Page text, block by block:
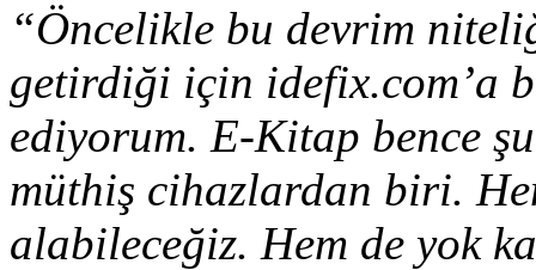
“Öncelikle bu devrim
getirdiği için idefix.com’a
ediyorum. E-Kitap bence
müthiş cihazlardan biri.
alabileceğiz. Hem de yok